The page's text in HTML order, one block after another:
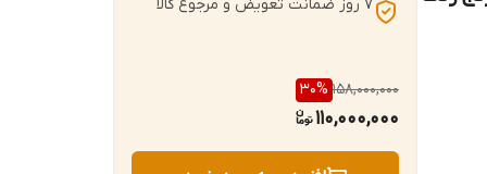
7 روز ضمانت تعویض و مرجوع کالا
158,000,000
30%
110,000,000